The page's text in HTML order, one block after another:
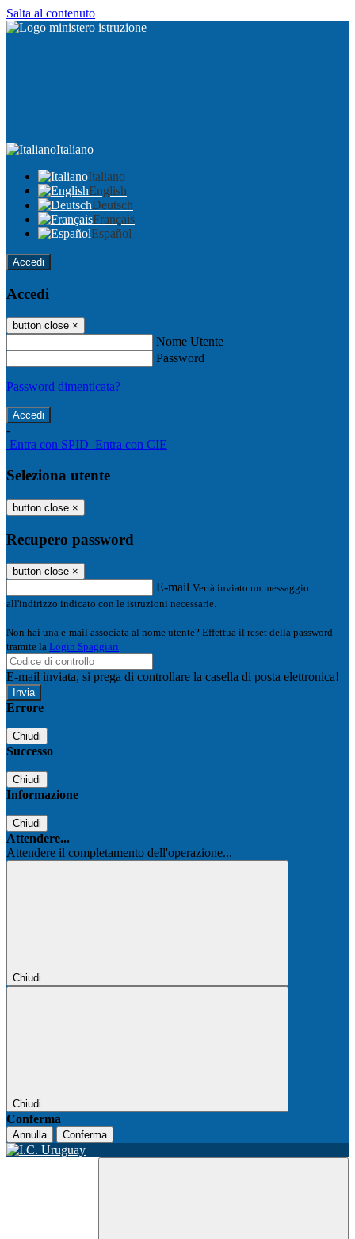
Salta al contenuto
Italiano
Italiano
English
Deutsch
Français
Español
Accedi
Accedi
button close ×
Nome Utente
Password
Password dimenticata?
-
Entra con SPID Entra con CIE
Seleziona utente
button close ×
Recupero password
button close ×
E-mail Verrà inviato un messaggio
all'indirizzo indicato con le istruzioni necessarie.
Non hai una e-mail associata al nome utente? Effettua il reset della password
tramite la Login Spaggiari
E-mail inviata, si prega di controllare la casella di posta elettronica!
Errore
Chiudi
Successo
Chiudi
Informazione
Chiudi
Attendere...
Attendere il completamento dell'operazione...
Chiudi
Chiudi
Conferma
Annulla Conferma